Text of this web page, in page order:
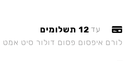
עד 12 תשלומים
לורם איפסום פסום דולור סיט אמט